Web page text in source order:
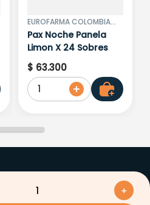
＋
EUROFARMA COLOMBIA
S.A.S
Pax Noche Panela
Limon X 24 Sobres
$ 63.300
1